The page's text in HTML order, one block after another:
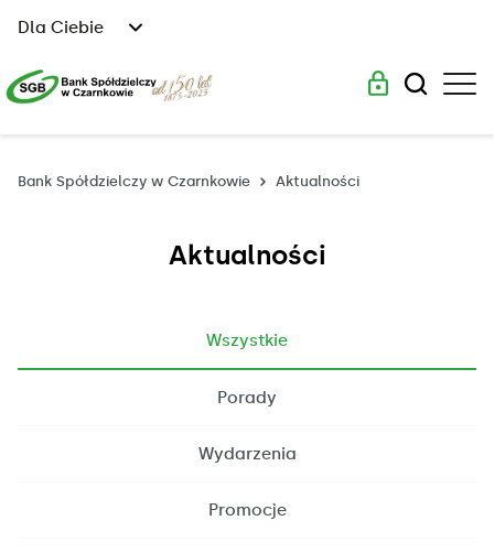
Dla Ciebie
Bank Spółdzielczy w Czarnkowie Aktualności
Aktualności
Wszystkie
Porady
Wydarzenia
Promocje